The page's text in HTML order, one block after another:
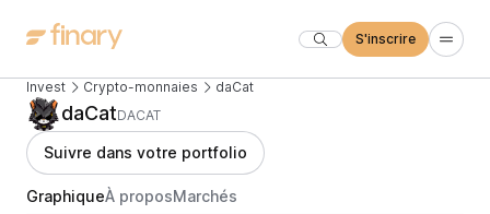
S'inscrire
Invest Crypto-monnaies daCat
daCatDACAT
Suivre dans votre portfolio
GraphiqueÀ proposMarchés